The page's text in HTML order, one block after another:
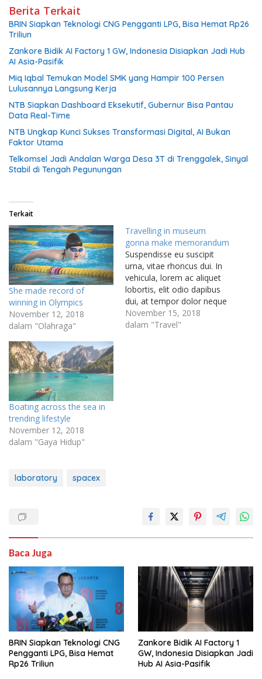
Berita Terkait
BRIN Siapkan Teknologi CNG Pengganti LPG, Bisa Hemat Rp26
Triliun
Zankore Bidik AI Factory 1 GW, Indonesia Disiapkan Jadi Hub
AI Asia-Pasifik
Miq Iqbal Temukan Model SMK yang Hampir 100 Persen
Lulusannya Langsung Kerja
NTB Siapkan Dashboard Eksekutif, Gubernur Bisa Pantau
Data Real-Time
NTB Ungkap Kunci Sukses Transformasi Digital, AI Bukan
Faktor Utama
Telkomsel Jadi Andalan Warga Desa 3T di Trenggalek, Sinyal
Stabil di Tengah Pegunungan
Terkait
She made record of
winning in Olympics
November 12, 2018
dalam "Olahraga"
Travelling in museum
gonna make memorandum
Suspendisse eu suscipit
urna, vitae rhoncus dui. In
vehicula, lorem ac aliquet
lobortis, elit odio dapibus
dui, at tempor dolor neque
in enim. Integer tincidunt
sapien eu elit malesuada
November 15, 2018
dalam "Travel"
Boating across the sea in
trending lifestyle
November 12, 2018
dalam "Gaya Hidup"
laboratory spacex
Baca Juga
BRIN Siapkan Teknologi CNG
Pengganti LPG, Bisa Hemat
Rp26 Triliun
Zankore Bidik AI Factory 1
GW, Indonesia Disiapkan Jadi
Hub AI Asia-Pasifik